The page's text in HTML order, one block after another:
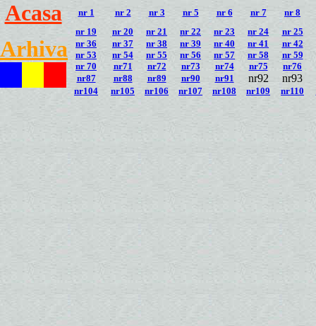
Acasa nr 1 nr 2 nr 3 nr 5 nr 6 nr 7 nr 8
Arhiva
nr 19 nr 20 nr 21 nr 22 nr 23 nr 24
nr 25
nr 36
nr 37 nr 38 nr 39 nr 40 nr 41
nr 42
nr 53
nr 54 nr 55 nr 56 nr 57 nr 58
nr 59
nr 70
nr71 nr72 nr73 nr74 nr75
nr76
nr87
nr88 nr89 nr90 nr91 nr92 nr93
nr104 nr105 nr106 nr107 nr108 nr109 nr110